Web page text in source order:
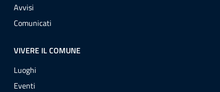
Avvisi
Comunicati
VIVERE IL COMUNE
Luoghi
Eventi